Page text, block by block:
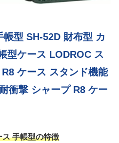
型 SH-52D 財布型 カ
型ケース LODROC ス
ケース スタンド機能
衝撃 シャープ R8 ケー
手帳型の特徴